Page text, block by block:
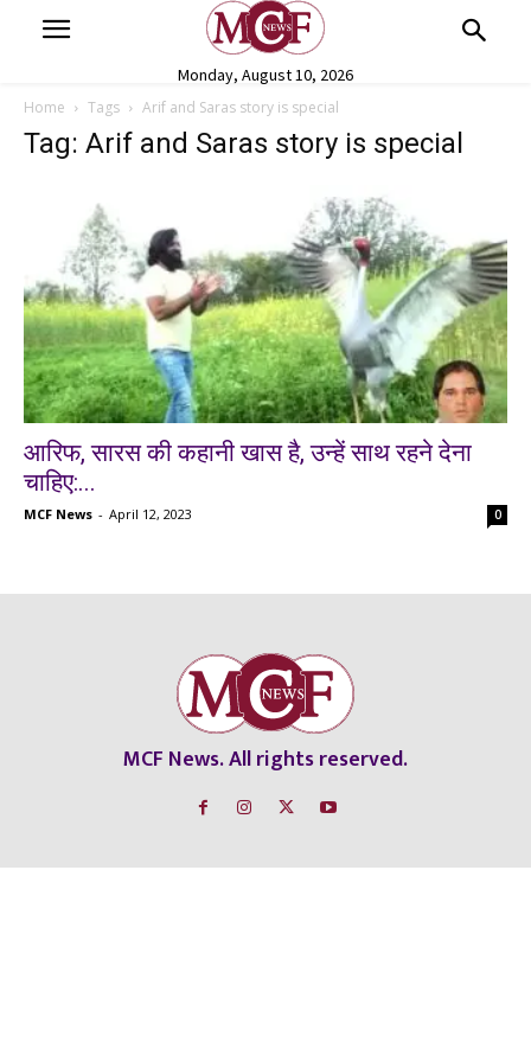
Monday, August 10, 2026
Home Tags Arif and Saras story is special
Tag: Arif and Saras story is special
आरिफ, सारस की कहानी खास है, उन्हें साथ रहने देना
चाहिए:...
MCF News - April 12, 2023 0
MCF News. All rights reserved.